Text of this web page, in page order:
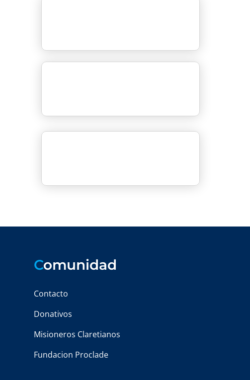
Comunidad
Contacto
Donativos
Misioneros Claretianos
Fundacion Proclade